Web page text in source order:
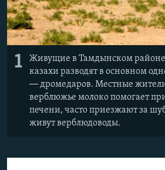
Все сайты RFE/RL
1
Живущие в Тамдынском районе
казахи разводят в основном
—дромедаров. Местные
верблюжье молоко помогает
печени, часто приезжают за
живут верблюдоводы.